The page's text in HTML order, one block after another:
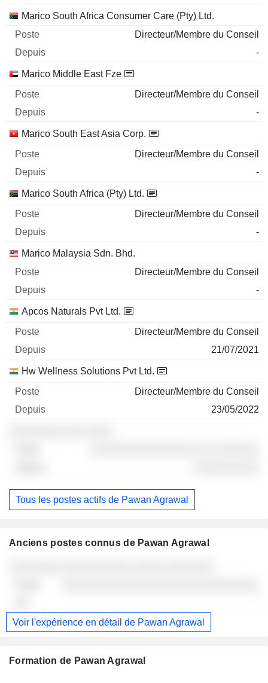
Marico South Africa Consumer Care (Pty) Ltd.
Directeur/Membre du Conseil
-
Marico Middle East Fze
Directeur/Membre du Conseil
-
Marico South East Asia Corp.
Directeur/Membre du Conseil
-
Marico South Africa (Pty) Ltd.
Directeur/Membre du Conseil
-
Marico Malaysia Sdn. Bhd.
Directeur/Membre du Conseil
-
Apcos Naturals Pvt Ltd.
Directeur/Membre du Conseil
21/07/2021
Hw Wellness Solutions Pvt Ltd.
Directeur/Membre du Conseil
23/05/2022
Tous les postes actifs de Pawan Agrawal
Anciens postes connus de Pawan Agrawal
Voir l'expérience en détail de Pawan Agrawal
Formation de Pawan Agrawal